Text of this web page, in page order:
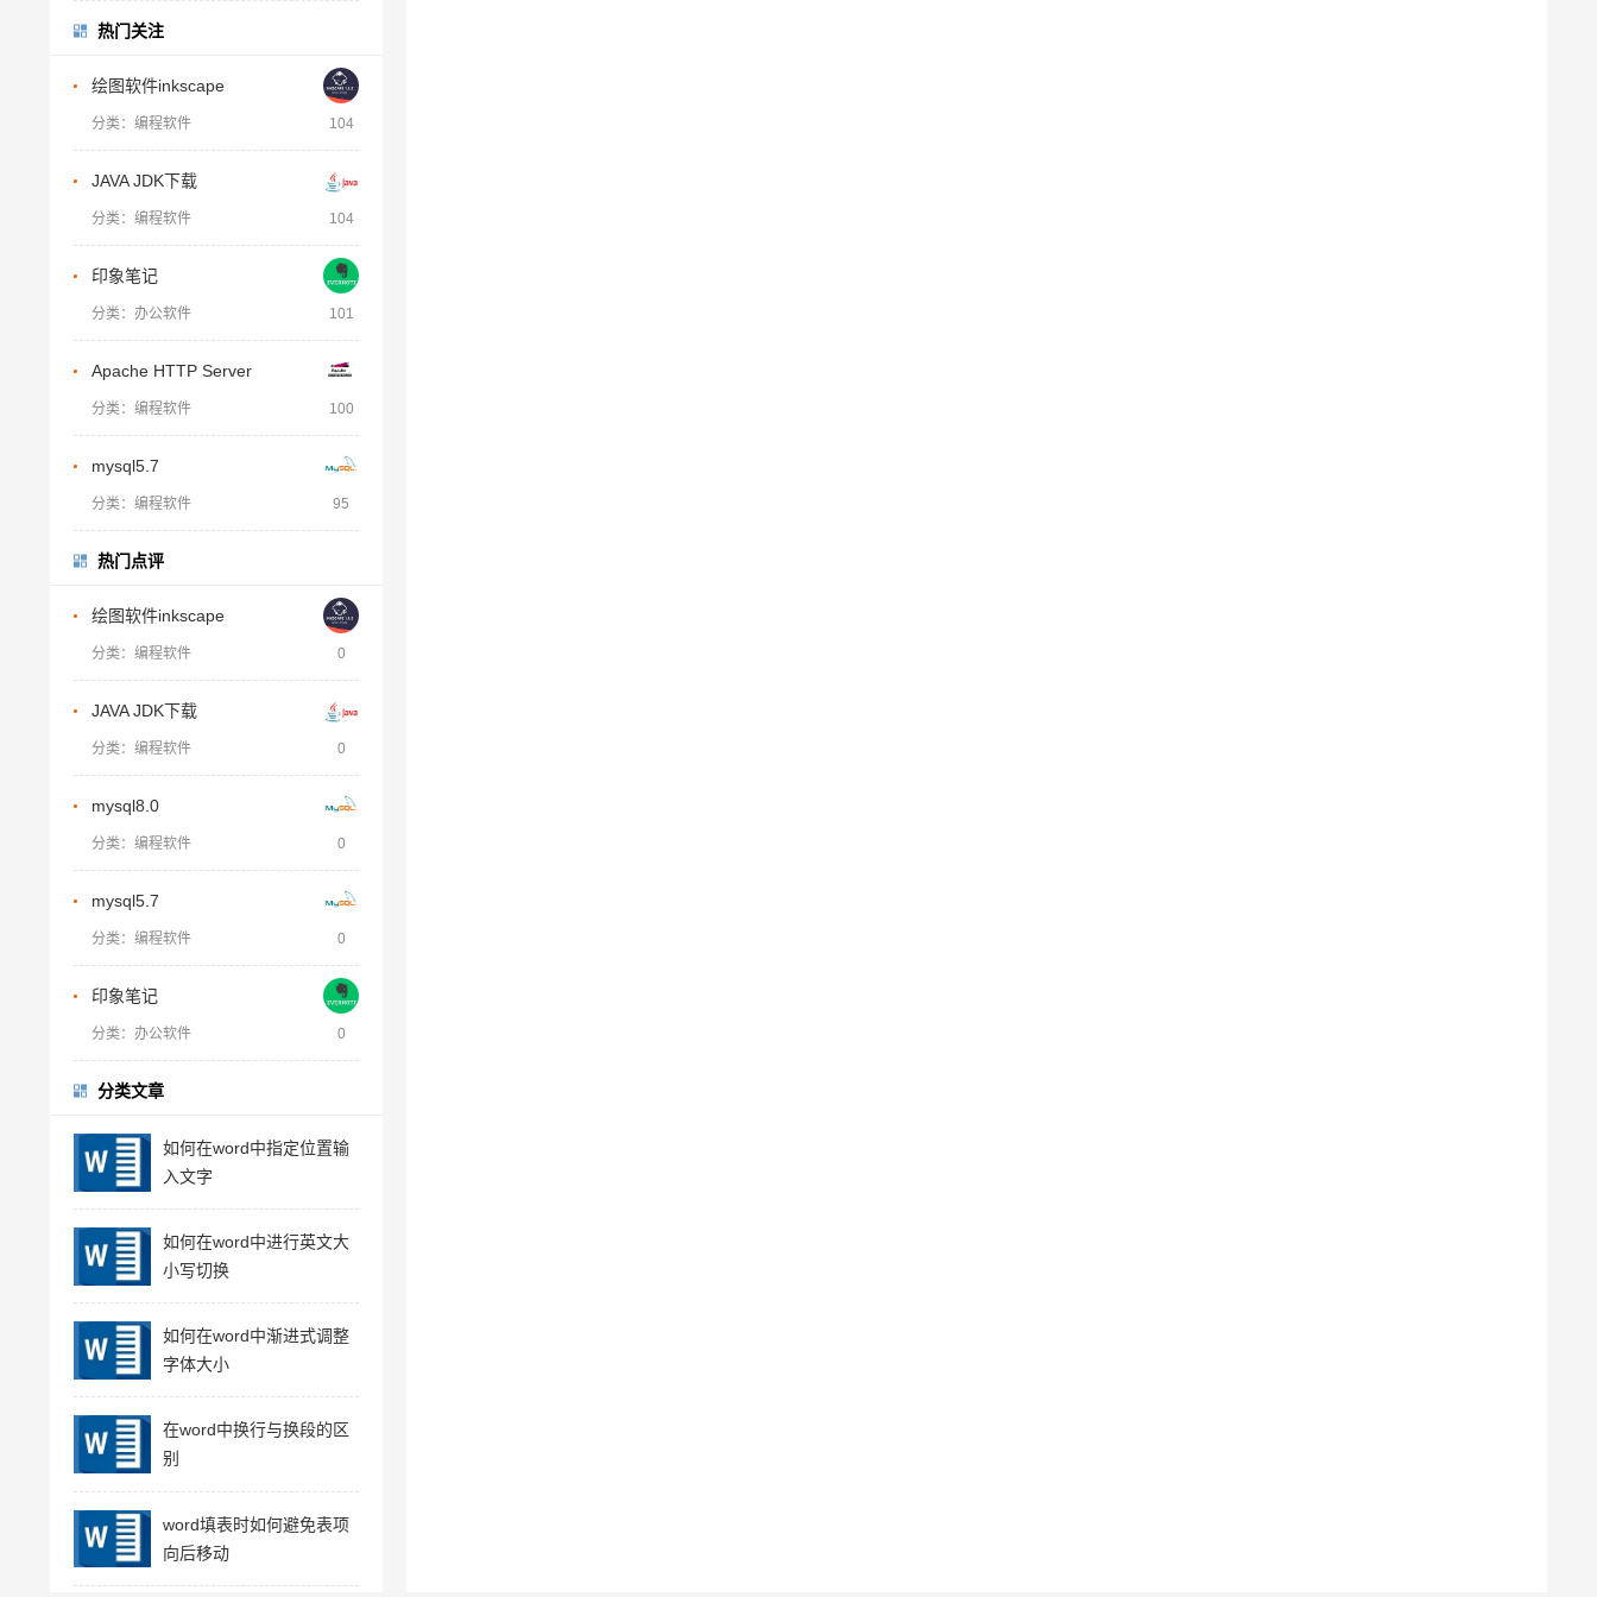
热门关注
绘图软件inkscape
分类：编程软件 104
JAVA JDK下载
分类：编程软件 104
印象笔记
分类：办公软件 101
Apache HTTP Server
分类：编程软件 100
mysql5.7
分类：编程软件 95
热门点评
绘图软件inkscape
分类：编程软件 0
JAVA JDK下载
分类：编程软件 0
mysql8.0
分类：编程软件 0
mysql5.7
分类：编程软件 0
印象笔记
分类：办公软件 0
分类文章
如何在word中指定位置输
入文字
如何在word中进行英文大
小写切换
如何在word中渐进式调整
字体大小
在word中换行与换段的区
别
word填表时如何避免表项
向后移动